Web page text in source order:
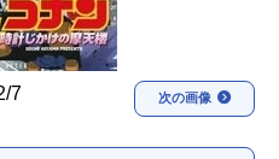
冬アニメ
US
7 次の画像